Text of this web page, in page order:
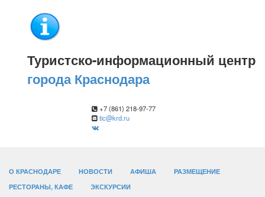
Туристско-информационный центр
города Краснодара
+7 (861) 218-97-77
tic@krd.ru
О КРАСНОДАРЕ НОВОСТИ АФИША
РАЗМЕЩЕНИЕ
РЕСТОРАНЫ, КАФЕ
ЭКСКУРСИИ